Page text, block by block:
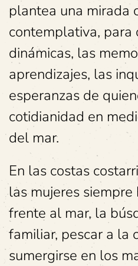
plantea una mirada
contemplativa, para
dinámicas, las
aprendizajes, las
esperanzas de
cotidianidad en
del mar.
En las costas
las mujeres
frente al mar, la
familiar, pescar a la
sumergirse en los